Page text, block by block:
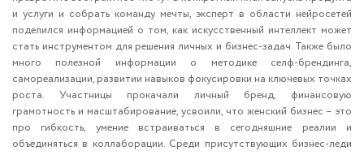
и услуги и собрать команду мечты, эксперт в области нейросетей
поделился информацией о том, как искусственный интеллект может
стать инструментом для решения личных и бизнес-задач. Также было
много полезной информации о методике селф-брендинга,
самореализации, развитии навыков фокусировки на ключевых точках
роста. Участницы прокачали личный бренд, финансовую
грамотность и масштабирование, усвоили, что женский бизнес – это
про гибкость, умение встраиваться в сегодняшние реалии и
объединяться в коллаборации. Среди присутствующих бизнес-леди